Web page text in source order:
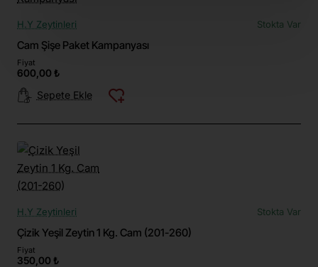
H.Y Zeytinleri Stokta Var
Cam Şişe Paket Kampanyası
Fiyat
600,00 ₺
Sepete Ekle
H.Y Zeytinleri Stokta Var
Çizik Yeşil Zeytin 1 Kg. Cam (201-260)
Fiyat
350,00 ₺